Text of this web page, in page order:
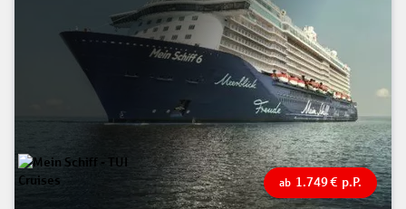
ab 1.749€ p.P.